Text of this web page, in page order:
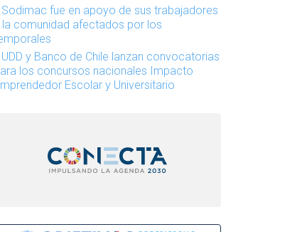
Sodimac fue en apoyo de sus trabajadores
la comunidad afectados por los
UDD y Banco de Chile lanzan convocatorias
los concursos nacionales Impacto
Escolar y Universitario